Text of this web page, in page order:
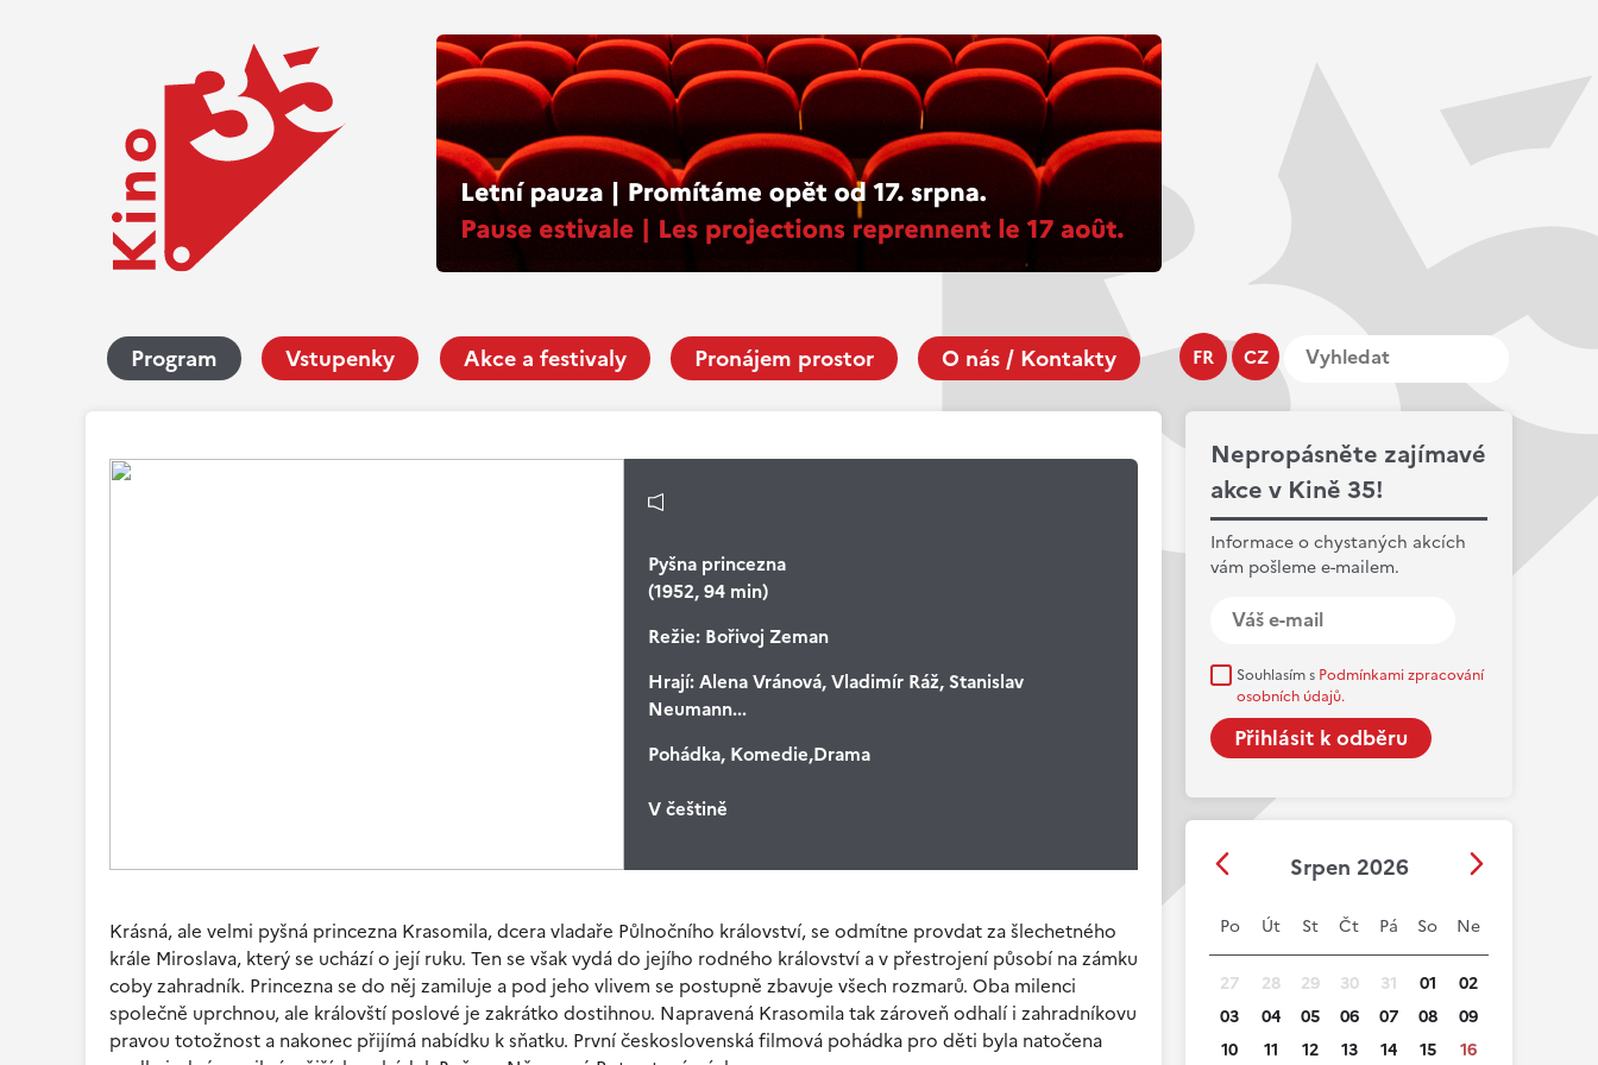
FR CZ
Program Vstupenky Akce a festivaly Pronájem prostor O nás / Kontakty
Nepropásněte zajímavé
akce v Kině 35!
Informace o chystaných akcích
vám pošleme e-mailem.
Souhlasím s Podmínkami zpracování
osobních údajů.
Srpen 2026
Po Út St Čt Pá So Ne
27 28 29 30 31 01
02
03
04 05 06 07 08
09
10
11 12 13 14 15
16
Pyšna princezna
(1952, 94 min)
Režie:Bořivoj Zeman
Hrají:Alena Vránová, Vladimír Ráž, Stanislav
Neumann...
Pohádka, Komedie,Drama
V češtině
Krásná, ale velmi pyšná princezna Krasomila, dcera vladaře Půlnočního království, se odmítne provdat za šlechetného
krále Miroslava, který se uchází o její ruku. Ten se však vydá do jejího rodného království a v přestrojení působí na zámku
coby zahradník. Princezna se do něj zamiluje a pod jeho vlivem se postupně zbavuje všech rozmarů. Oba milenci
společně uprchnou, ale královští poslové je zakrátko dostihnou. Napravená Krasomila tak zároveň odhalí i zahradníkovu
pravou totožnost a nakonec přijímá nabídku k sňatku. První československá filmová pohádka pro děti byla natočena